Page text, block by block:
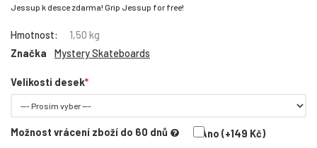
Jessup k desce zdarma! Grip Jessup for free!
Hmotnost:
1,50 kg
Značka
Mystery Skateboards
Velikosti desek
Možnost vrácení zboží do 60 dnů Ano (+149 Kč)